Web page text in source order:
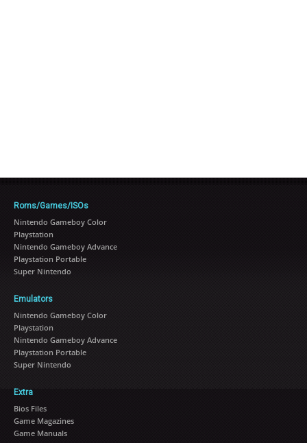
Roms/Games/ISOs
Nintendo Gameboy Color
Playstation
Nintendo Gameboy Advance
Playstation Portable
Super Nintendo
Emulators
Nintendo Gameboy Color
Playstation
Nintendo Gameboy Advance
Playstation Portable
Super Nintendo
Extra
Bios Files
Game Magazines
Game Manuals